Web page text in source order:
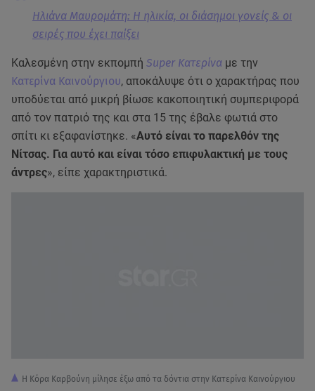
Ηλιάνα Μαυρομάτη: Η ηλικία, οι διάσημοι γονείς & οι
σειρές που έχει παίξει
Καλεσμένη στην εκπομπή Super Κατερίνα με την
Κατερίνα Καινούργιου, αποκάλυψε ότι ο χαρακτήρας που
υποδύεται από μικρή βίωσε κακοποιητική συμπεριφορά
από τον πατριό της και στα 15 της έβαλε φωτιά στο
σπίτι κι εξαφανίστηκε. «Αυτό είναι το παρελθόν της
Νίτσας. Για αυτό και είναι τόσο επιφυλακτική με τους
άντρες», είπε χαρακτηριστικά.
Η Κόρα Καρβούνη μίλησε έξω από τα δόντια στην Κατερίνα Καινούργιου